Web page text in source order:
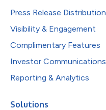
Press Release Distribution
Visibility & Engagement
Complimentary Features
Investor Communications
Reporting & Analytics
Solutions